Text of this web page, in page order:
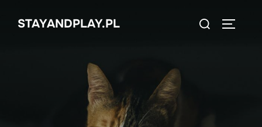
STAYANDPLAY.PL
Search